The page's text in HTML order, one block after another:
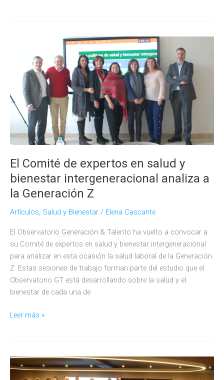
examen
el
Foro
RRHH
El Comité de expertos en salud y
bienestar intergeneracional analiza a
la Generación Z
Artículos, Salud y Bienestar / Elena Cascante
El Observatorio Generación & Talento ha vuelto a convocar a
su Comité de expertos en salud y bienestar intergeneracional
para analizar en esta ocasión la salud laboral de la Generación
Z. Estas sesiones de trabajo forman parte del estudio que el
Observatorio GT está desarrollando sobre la salud y el
bienestar de cada una de
El
en
salud
Leer más »